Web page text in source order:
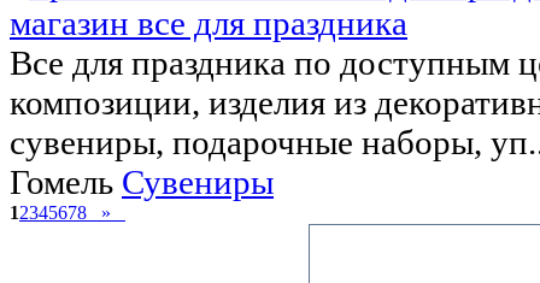
магазин все для праздника
Все для праздника по доступным
композиции, изделия из
сувениры, подарочные наборы,
Гомель Сувениры
12345678 »